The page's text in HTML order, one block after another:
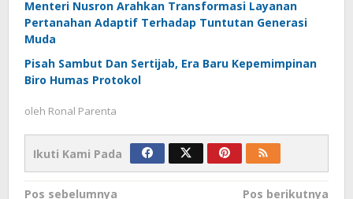
Menteri Nusron Arahkan Transformasi Layanan
Pertanahan Adaptif Terhadap Tuntutan Generasi
Muda
Pisah Sambut Dan Sertijab, Era Baru Kepemimpinan
Biro Humas Protokol
oleh Ronal Parenta
Ikuti Kami Pada
Pos sebelumnya
Pos berikutnya